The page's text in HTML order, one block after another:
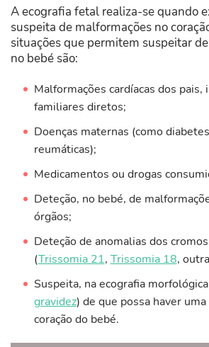
A ecografia fetal realiza-se quando
suspeita de malformações no
situações que permitem suspeitar
no bebé são:
Malformações cardíacas dos pais,
familiares diretos;
Doenças maternas (como
reumáticas);
Medicamentos ou drogas
Deteção, no bebé, de
órgãos;
Deteção de anomalias dos
(Trissomia 21, Trissomia 18,
Suspeita, na ecografia
gravidez) de que possa haver
coração do bebé.